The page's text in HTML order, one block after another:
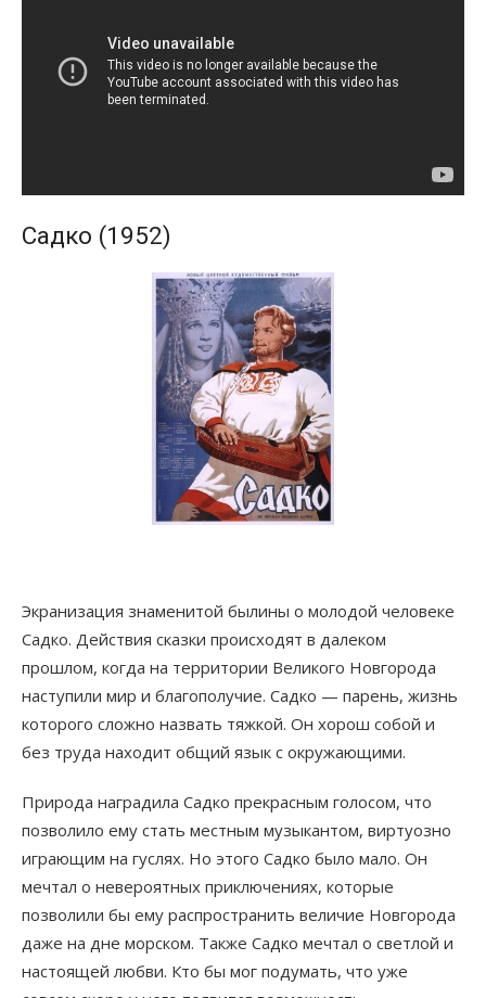
Садко (1952)
Экранизация знаменитой былины о молодой человеке
Садко. Действия сказки происходят в далеком
прошлом, когда на территории Великого Новгорода
наступили мир и благополучие. Садко — парень, жизнь
которого сложно назвать тяжкой. Он хорош собой и
без труда находит общий язык с окружающими.
Природа наградила Садко прекрасным голосом, что
позволило ему стать местным музыкантом, виртуозно
играющим на гуслях. Но этого Садко было мало. Он
мечтал о невероятных приключениях, которые
позволили бы ему распространить величие Новгорода
даже на дне морском. Также Садко мечтал о светлой и
настоящей любви. Кто бы мог подумать, что уже